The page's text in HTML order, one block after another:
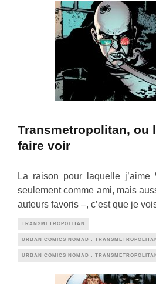
Transmetropolitan, ou
faire voir
La raison pour laquelle
seulement comme ami, mais
auteurs favoris –, c’est que je
TRANSMETROPOLITAN
URBAN COMICS NOMAD :
URBAN COMICS NOMAD :